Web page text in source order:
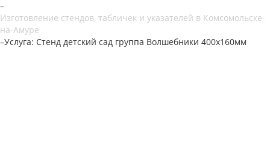
–
Изготовление стендов, табличек и указателей в Комсомольске-
на-Амуре
–Услуга: Стенд детский сад группа Волшебники 400х160мм